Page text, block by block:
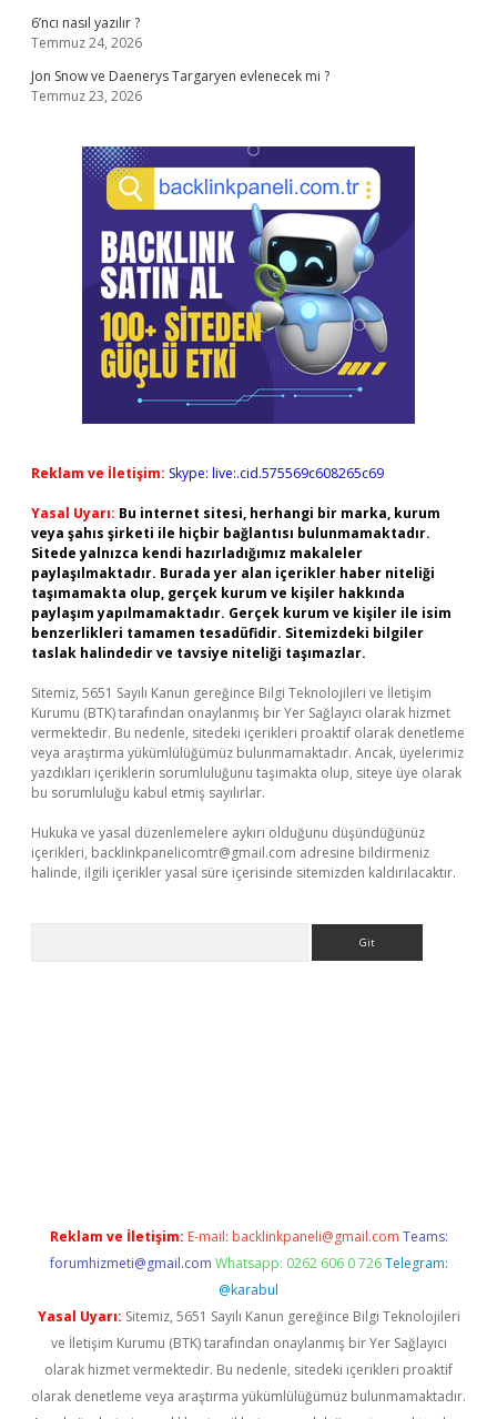
6’ncı nasıl yazılır ?
Temmuz 24, 2026
Jon Snow ve Daenerys Targaryen evlenecek mi ?
Temmuz 23, 2026
Reklam ve İletişim: Skype: live:.cid.575569c608265c69
Yasal Uyarı: Bu internet sitesi, herhangi bir marka, kurum
veya şahıs şirketi ile hiçbir bağlantısı bulunmamaktadır.
Sitede yalnızca kendi hazırladığımız makaleler
paylaşılmaktadır. Burada yer alan içerikler haber niteliği
taşımamakta olup, gerçek kurum ve kişiler hakkında
paylaşım yapılmamaktadır. Gerçek kurum ve kişiler ile isim
benzerlikleri tamamen tesadüfidir. Sitemizdeki bilgiler
taslak halindedir ve tavsiye niteliği taşımazlar.
Sitemiz, 5651 Sayılı Kanun gereğince Bilgi Teknolojileri ve İletişim
Kurumu (BTK) tarafından onaylanmış bir Yer Sağlayıcı olarak hizmet
vermektedir. Bu nedenle, sitedeki içerikleri proaktif olarak denetleme
veya araştırma yükümlülüğümüz bulunmamaktadır. Ancak, üyelerimiz
yazdıkları içeriklerin sorumluluğunu taşımakta olup, siteye üye olarak
bu sorumluluğu kabul etmiş sayılırlar.
Hukuka ve yasal düzenlemelere aykırı olduğunu düşündüğünüz
içerikleri, backlinkpanelicomtr@gmail.com adresine bildirmeniz
halinde, ilgili içerikler yasal süre içerisinde sitemizden kaldırılacaktır.
Reklam ve İletişim: E-mail: backlinkpaneli@gmail.com Teams:
forumhizmeti@gmail.com Whatsapp: 0262 606 0 726 Telegram:
@karabul
Yasal Uyarı: Sitemiz, 5651 Sayılı Kanun gereğince Bilgi Teknolojileri
ve İletişim Kurumu (BTK) tarafından onaylanmış bir Yer Sağlayıcı
olarak hizmet vermektedir. Bu nedenle, sitedeki içerikleri proaktif
olarak denetleme veya araştırma yükümlülüğümüz bulunmamaktadır.